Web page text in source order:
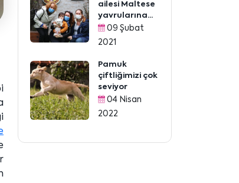
ailesi Maltese
yavrularına...
09 Şubat
2021
Pamuk
çiftliğimizi çok
seviyor
04 Nisan
2022